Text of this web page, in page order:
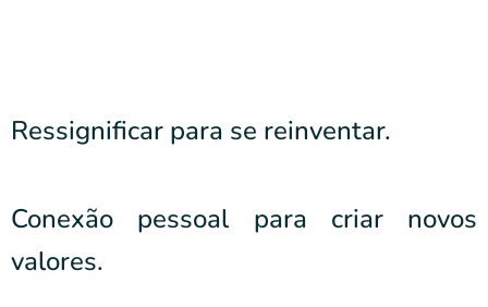
Ressignificar para se reinventar.
Conexão pessoal para criar novos
valores.